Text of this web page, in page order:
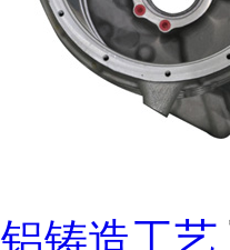
铝铸造工艺